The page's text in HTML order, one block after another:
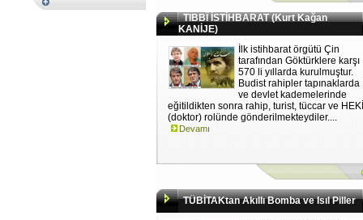
TIBBÎ İSTİHBARAT (Kurt Kağan
KANİJE)
İlk istihbarat örgütü Çin
tarafından Göktürklere karşı
570 li yıllarda kurulmuştur.
Budist rahipler tapınaklarda
ve devlet kademelerinde
eğitildikten sonra rahip, turist, tüccar ve
(doktor) rolünde gönderilmekteydiler....
Devamı
TÜBİTAKtan Akıllı Bomba ve Isıl Piller